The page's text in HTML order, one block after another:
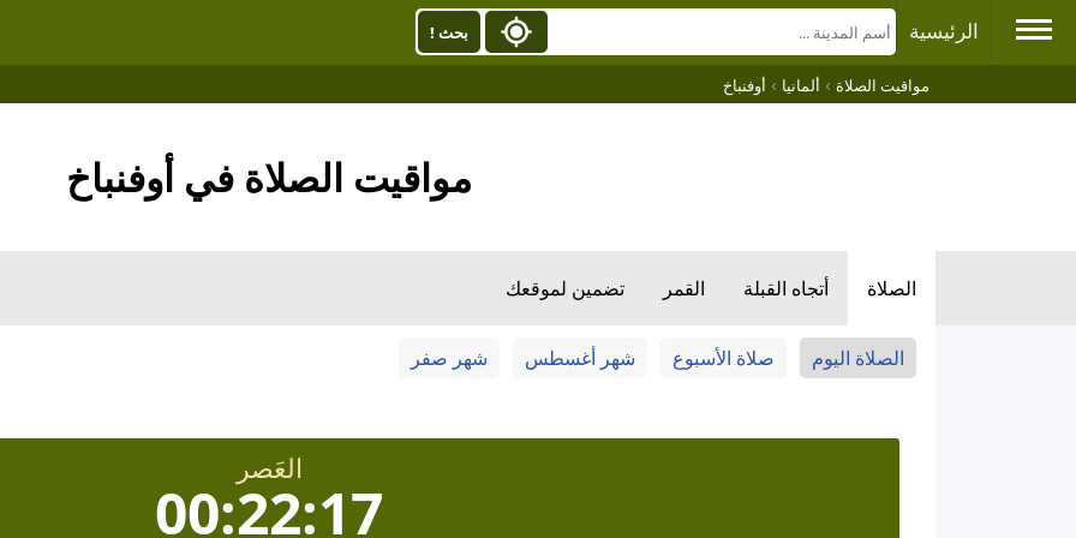
الرئيسية بحث !
مواقيت الصلاة › ألمانيا › أوفنباخ
مواقيت الصلاة في أوفنباخ
الصلاة أتجاه القبلة القمر تضمين لموقعك
الصلاة اليوم صلاة الأسبوع شهر أغسطس شهر صفر
العَصر
00:22:16